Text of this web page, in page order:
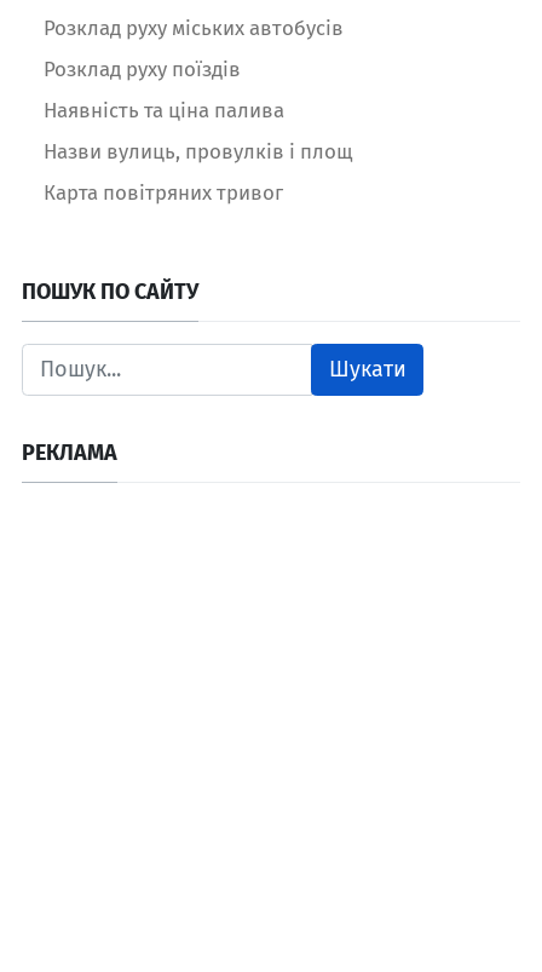
Розклад руху міських автобусів
Розклад руху поїздів
Наявність та ціна палива
Назви вулиць, провулків і площ
Карта повітряних тривог
ПОШУК ПО САЙТУ
Шукати
РЕКЛАМА